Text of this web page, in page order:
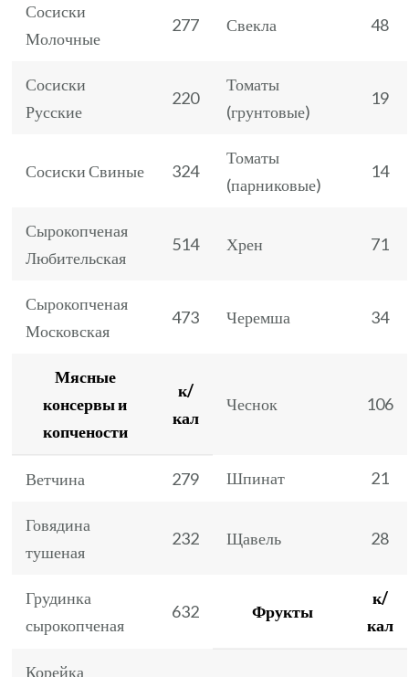
Сосиски
Молочные
277 Свекла 48
Сосиски
Русские
220
Томаты
(грунтовые)
19
Сосиски Свиные 324
Томаты
(парниковые)
14
Сырокопченая
Любительская
514 Хрен 71
Сырокопченая
Московская
473 Черемша 34
Мясные
консервы и
копчености
к/
кал
Чеснок 106
Ветчина 279 Шпинат 21
Говядина
тушеная
232 Щавель 28
Грудинка
сырокопченая
632 Фрукты
к/
кал
Корейка